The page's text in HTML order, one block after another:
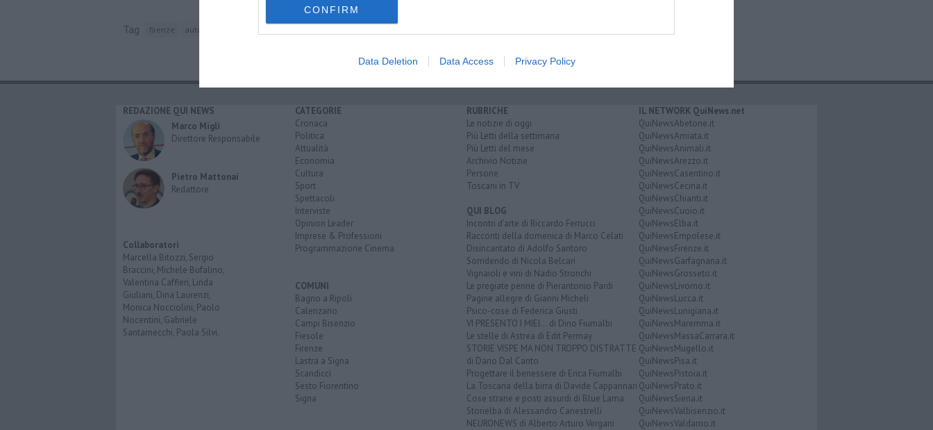
CONFIRM
Data Deletion Data Access Privacy Policy
Tag firenze autopsia
REDAZIONE QUI NEWS
Marco Migli
Direttore Responsabile
Pietro Mattonai
Redattore
Collaboratori
Marcella Bitozzi, Sergio
Braccini, Michele Bufalino,
Valentina Caffieri, Linda
Giuliani, Dina Laurenzi,
Monica Nocciolini, Paolo
Nocentini, Gabriele
Santarnecchi, Paola Silvi.
CATEGORIE
Cronaca
Politica
Attualità
Economia
Cultura
Sport
Spettacoli
Interviste
Opinion Leader
Imprese & Professioni
Programmazione Cinema
COMUNI
Bagno a Ripoli
Calenzano
Campi Bisenzio
Fiesole
Firenze
Lastra a Signa
Scandicci
Sesto Fiorentino
Signa
RUBRICHE
Le notizie di oggi
Più Letti della settimana
Più Letti del mese
Archivio Notizie
Persone
Toscani in TV
QUI BLOG
Incontri d'arte di Riccardo Ferrucci
Racconti della domenica di Marco Celati
Disincantato di Adolfo Santoro
Sorridendo di Nicola Belcari
Vignaioli e vini di Nadio Stronchi
Le pregiate penne di Pierantonio Pardi
Pagine allegre di Gianni Micheli
Psico-cose di Federica Giusti
VI PRESENTO I MIEI... di Dino Fiumalbi
Le stelle di Astrea di Edit Permay
STORIE VISPE MA NON TROPPO DISTRATTE
di Dario Dal Canto
Progettare il benessere di Erica Fiumalbi
La Toscana della birra di Davide Cappannari
Cose strane e posti assurdi di Blue Lama
Storielba di Alessandro Canestrelli
NEURONEWS di Alberto Arturo Vergani
IL NETWORK QuiNews.net
QuiNewsAbetone.it
QuiNewsAmiata.it
QuiNewsAnimali.it
QuiNewsArezzo.it
QuiNewsCasentino.it
QuiNewsCecina.it
QuiNewsChianti.it
QuiNewsCuoio.it
QuiNewsElba.it
QuiNewsEmpolese.it
QuiNewsFirenze.it
QuiNewsGarfagnana.it
QuiNewsGrosseto.it
QuiNewsLivorno.it
QuiNewsLucca.it
QuiNewsLunigiana.it
QuiNewsMaremma.it
QuiNewsMassaCarrara.it
QuiNewsMugello.it
QuiNewsPisa.it
QuiNewsPistoia.it
QuiNewsPrato.it
QuiNewsSiena.it
QuiNewsValbisenzio.it
QuiNewsValdarno.it